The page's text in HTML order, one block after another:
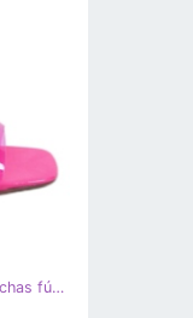
BM Cunha transparente desliza rochas fúcsia rosa